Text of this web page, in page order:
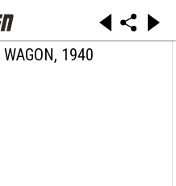
WAGON, 1940